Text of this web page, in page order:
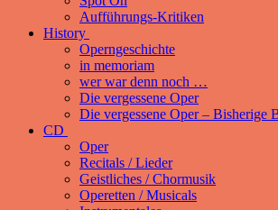
Aufführungs-Kritiken
History
Operngeschichte
in memoriam
wer war denn noch …
Die vergessene Oper
Die vergessene Oper – Bisherige
CD
Oper
Recitals / Lieder
Geistliches / Chormusik
Operetten / Musicals